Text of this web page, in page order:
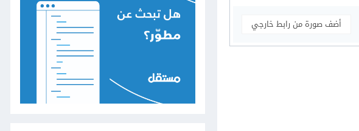
أضف صورة من رابط خارجي